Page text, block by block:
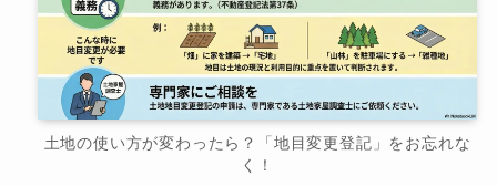
土地の使い方が変わったら？「地目変更登記」をお忘れな
く！